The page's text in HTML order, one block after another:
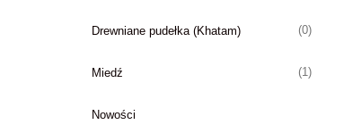
Drewniane pudełka (Khatam) (0)
Miedź (1)
Nowości